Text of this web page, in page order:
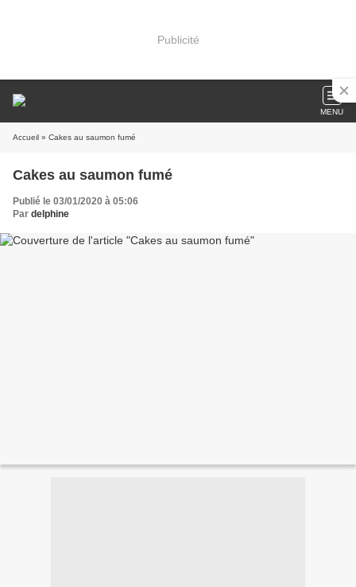
Publicité
MENU
Accueil » Cakes au saumon fumé
Cakes au saumon fumé
Publié le 03/01/2020 à 05:06
Par delphine